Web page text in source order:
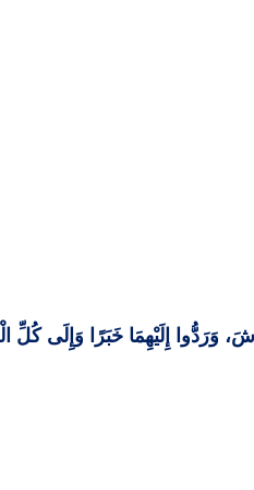
وَرَدُّوا إِلَيْهِمَا خَبَرًا وَإِلَى كُلِّ